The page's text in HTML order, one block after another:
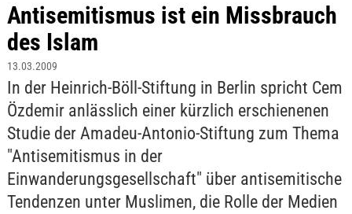
Antisemitismus ist ein Missbrauch
des Islam
13.03.2009
In der Heinrich-Böll-Stiftung in Berlin spricht Cem
Özdemir anlässlich einer kürzlich erschienenen
Studie der Amadeu-Antonio-Stiftung zum Thema
"Antisemitismus in der
Einwanderungsgesellschaft" über antisemitische
Tendenzen unter Muslimen, die Rolle der Medien